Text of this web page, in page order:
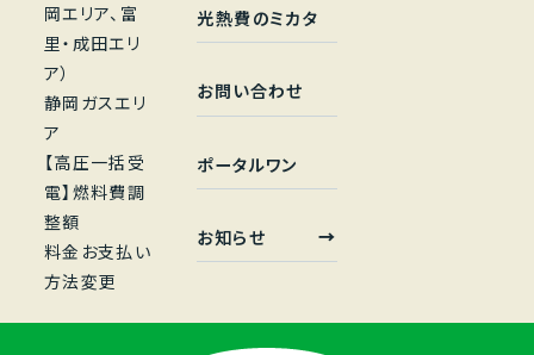
岡エリア、富
里・成田エリ
ア）
静岡ガスエリ
ア
【高圧一括受
電】燃料費調
整額
料金お支払い
方法変更
光熱費のミカタ
お問い合わせ
ポータルワン
お知らせ